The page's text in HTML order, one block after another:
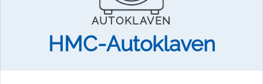
AUTOKLAVEN
HMC-Autoklaven